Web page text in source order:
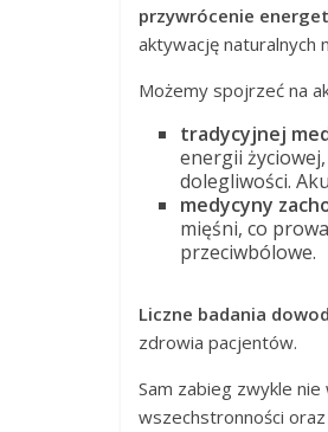
przywrócenie
aktywację naturalnych
Możemy spojrzeć na
tradycyjnej
energii
dolegliwości.
medycyny
mięśni, co
przeciwbólowe.
Liczne badania
zdrowia pacjentów.
Sam zabieg zwykle nie
wszechstronności